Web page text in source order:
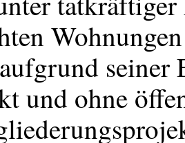
seiner
und ohne